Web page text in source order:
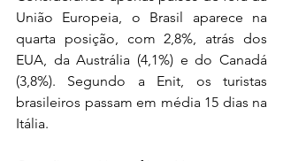
União Europeia, o Brasil aparece na
quarta posição, com 2,8%, atrás dos
EUA, da Austrália (4,1%) e do Canadá
(3,8%). Segundo a Enit, os turistas
brasileiros passam em média 15 dias na
Itália.